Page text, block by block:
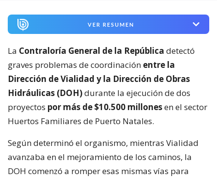
VER RESUMEN
La Contraloría General de la República detectó
graves problemas de coordinación entre la
Dirección de Vialidad y la Dirección de Obras
Hidráulicas (DOH)durante la ejecución de dos
proyectos por más de $10.500 millonesen el sector
Huertos Familiares de Puerto Natales.
Según determinó el organismo, mientras Vialidad
avanzaba en el mejoramiento de los caminos, la
DOH comenzó a romper esas mismas vías para